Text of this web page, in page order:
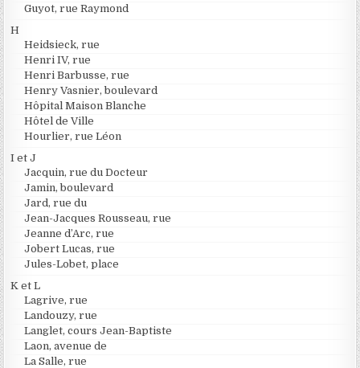
Guyot, rue Raymond
H
Heidsieck, rue
Henri IV, rue
Henri Barbusse, rue
Henry Vasnier, boulevard
Hôpital Maison Blanche
Hôtel de Ville
Hourlier, rue Léon
I et J
Jacquin, rue du Docteur
Jamin, boulevard
Jard, rue du
Jean-Jacques Rousseau, rue
Jeanne d’Arc, rue
Jobert Lucas, rue
Jules-Lobet, place
K et L
Lagrive, rue
Landouzy, rue
Langlet, cours Jean-Baptiste
Laon, avenue de
La Salle, rue